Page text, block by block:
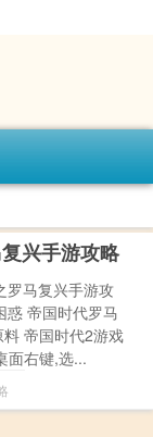
兴手游攻略
罗马复兴手游攻
惑 帝国时代罗马
帝国时代2游戏
面右键,选...